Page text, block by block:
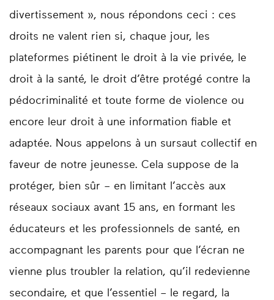
divertissement », nous répondons ceci : ces
droits ne valent rien si, chaque jour, les
plateformes piétinent le droit à la vie privée, le
droit à la santé, le droit d’être protégé contre la
pédocriminalité et toute forme de violence ou
encore leur droit à une information fiable et
adaptée. Nous appelons à un sursaut collectif en
faveur de notre jeunesse. Cela suppose de la
protéger, bien sûr – en limitant l’accès aux
réseaux sociaux avant 15 ans, en formant les
éducateurs et les professionnels de santé, en
accompagnant les parents pour que l’écran ne
vienne plus troubler la relation, qu’il redevienne
secondaire, et que l’essentiel – le regard, la